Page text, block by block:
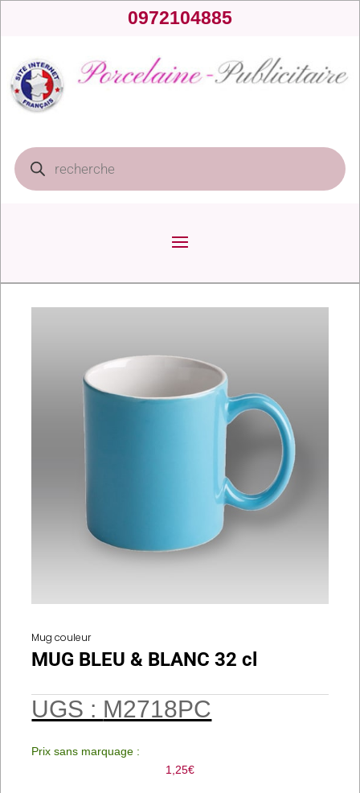
0972104885
Recherche
de
produits
Mug couleur
MUG BLEU & BLANC 32 cl
UGS : M2718PC
Prix sans marquage :
1,25€